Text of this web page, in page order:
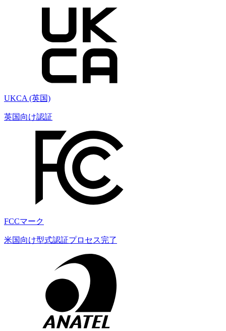
UKCA (英国)
英国向け認証
FCCマーク
米国向け型式認証プロセス完了